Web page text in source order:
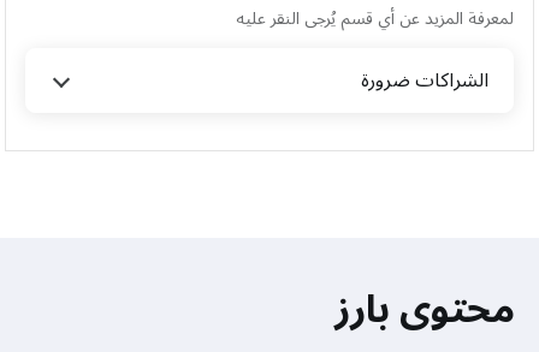
لمعرفة المزيد عن أي قسم يُرجى النقر عليه
الشراكات ضرورة
محتوى بارز